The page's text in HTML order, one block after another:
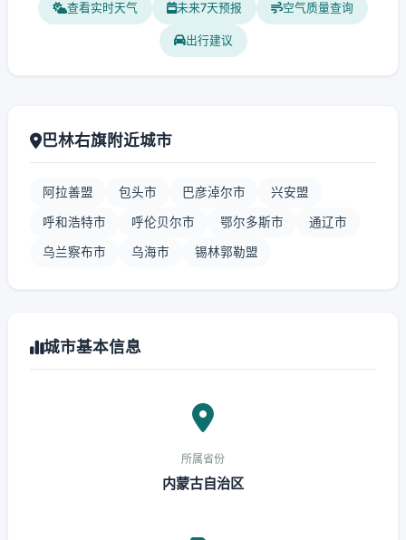
查看实时天气 未来7天预报 空气质量查询
出行建议
巴林右旗附近城市
阿拉善盟 包头市 巴彦淖尔市 兴安盟
呼和浩特市 呼伦贝尔市 鄂尔多斯市 通辽市
乌兰察布市 乌海市 锡林郭勒盟
城市基本信息
所属省份
内蒙古自治区